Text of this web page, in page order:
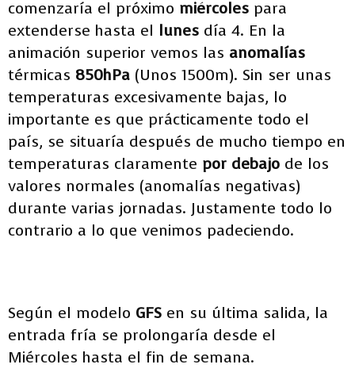
comenzaría el próximo miércoles para
extenderse hasta el lunes día 4. En la
animación superior vemos las anomalías
térmicas 850hPa (Unos 1500m). Sin ser unas
temperaturas excesivamente bajas, lo
importante es que prácticamente todo el
país, se situaría después de mucho tiempo en
temperaturas claramente por debajo de los
valores normales (anomalías negativas)
durante varias jornadas. Justamente todo lo
contrario a lo que venimos padeciendo.
Según el modelo GFS en su última salida, la
entrada fría se prolongaría desde el
Miércoles hasta el fin de semana.